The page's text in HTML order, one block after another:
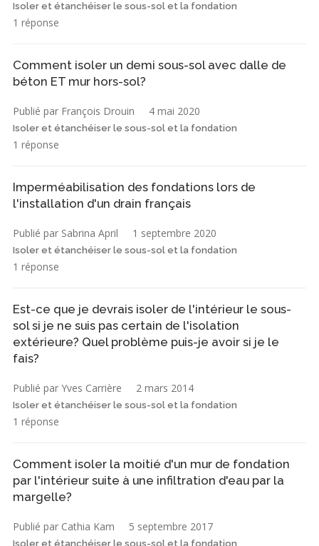
Isoler et étanchéiser le sous-sol et la fondation
1 réponse
Comment isoler un demi sous-sol avec dalle de
béton ET mur hors-sol?
Publié par François Drouin 4 mai 2020
Isoler et étanchéiser le sous-sol et la fondation
1 réponse
Imperméabilisation des fondations lors de
l'installation d'un drain français
Publié par Sabrina April 1 septembre 2020
Isoler et étanchéiser le sous-sol et la fondation
1 réponse
Est-ce que je devrais isoler de l'intérieur le sous-
sol si je ne suis pas certain de l'isolation
extérieure? Quel problème puis-je avoir si je le
fais?
Publié par Yves Carrière 2 mars 2014
Isoler et étanchéiser le sous-sol et la fondation
1 réponse
Comment isoler la moitié d'un mur de fondation
par l'intérieur suite à une infiltration d'eau par la
margelle?
Publié par Cathia Kam 5 septembre 2017
Isoler et étanchéiser le sous-sol et la fondation